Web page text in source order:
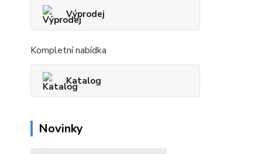
Výprodej
Kompletní nabídka
Katalog
Novinky